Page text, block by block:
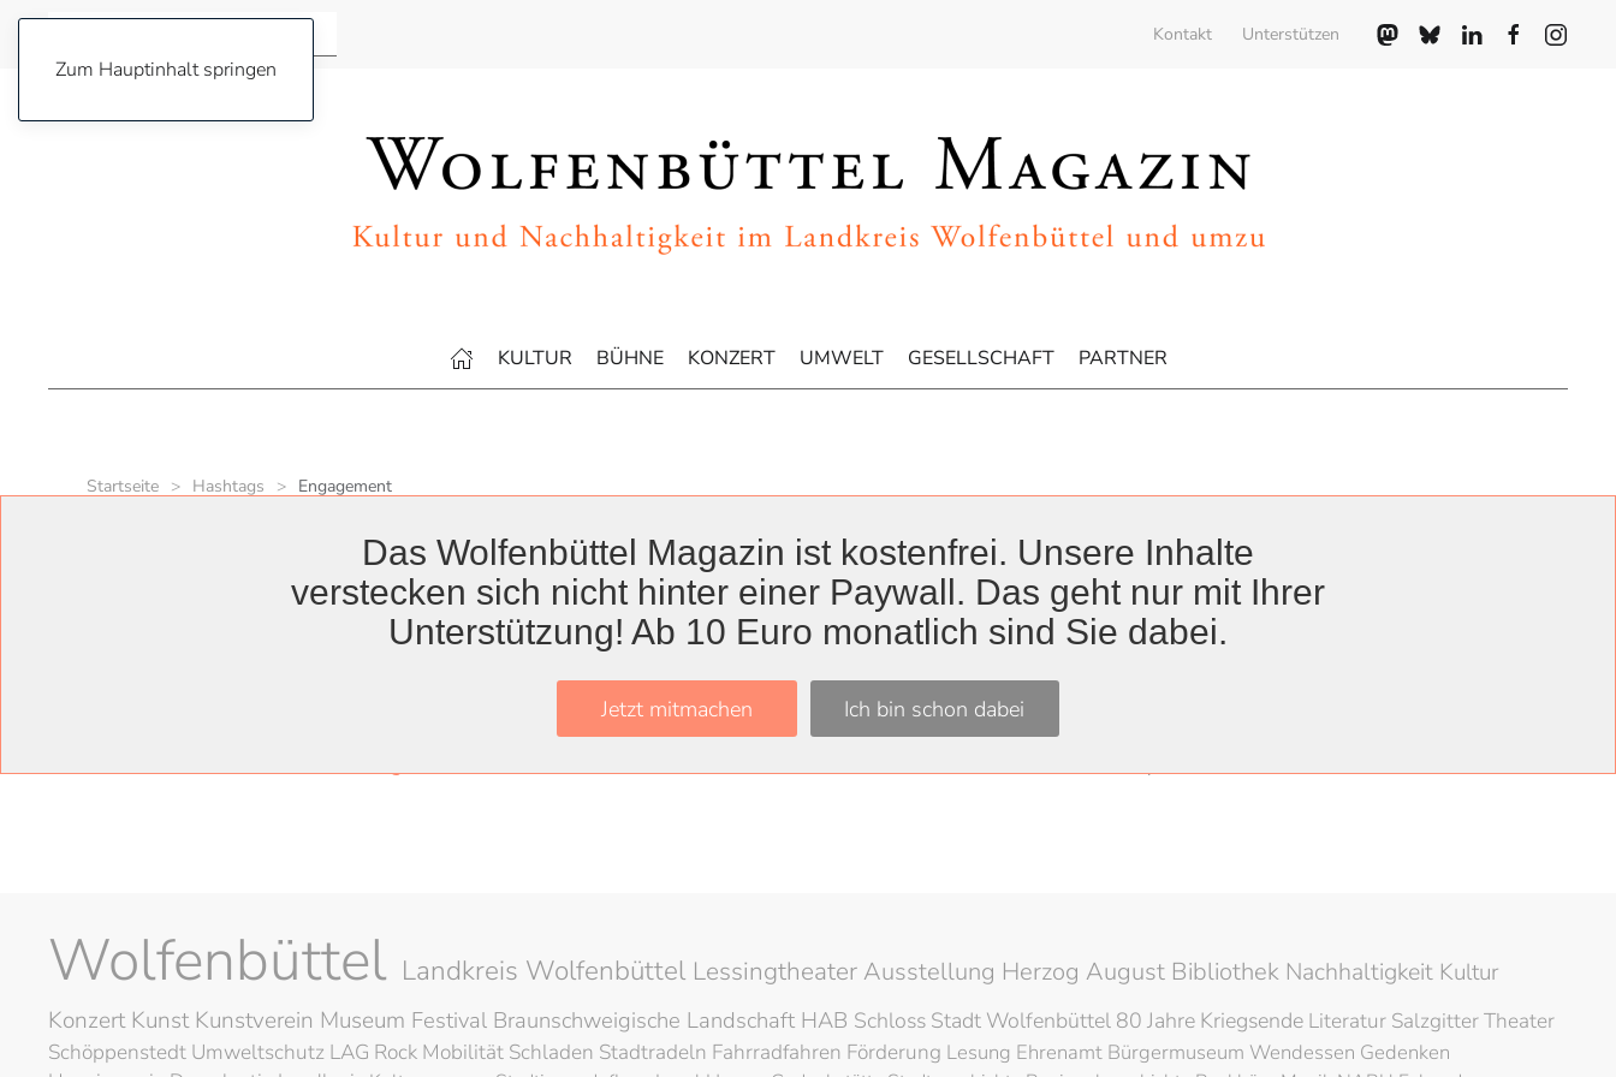
Zum Hauptinhalt springen
Kontakt Unterstützen
KULTUR BÜHNE KONZERT UMWELT GESELLSCHAFT PARTNER
Startseite Hashtags Engagement
Engagement
Bunte Sole für die Ostertalschule
Wolfenbüttel Landkreis Wolfenbüttel Lessingtheater Ausstellung Herzog August Bibliothek Nachhaltigkeit Kultur
KonzertKunstKunstverein Museum Festival Braunschweigische Landschaft HAB Schloss Stadt Wolfenbüttel 80 Jahre Kriegsende Literatur SalzgitterTheater
Schöppenstedt Umweltschutz LAG Rock Mobilität Schladen Stadtradeln Fahrradfahren Förderung Lesung Ehrenamt Bürgermuseum Wendessen Gedenken
Das Wolfenbüttel Magazin ist kostenfrei. Unsere Inhalte
verstecken sich nicht hinter einer Paywall. Das geht nur mit Ihrer
Unterstützung! Ab 10 Euro monatlich sind Sie dabei.
Jetzt mitmachen Ich bin schon dabei